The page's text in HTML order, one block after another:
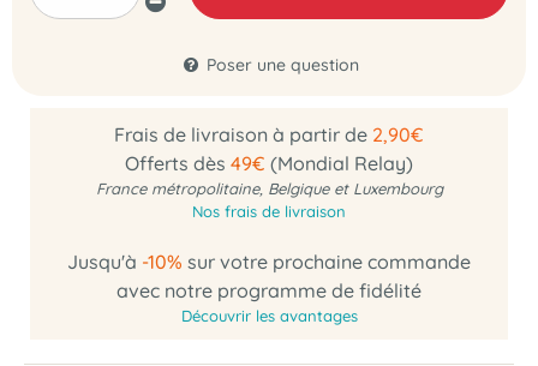
Poser une question
Frais de livraison à partir de 2,90€
Offerts dès 49€ (Mondial Relay)
France métropolitaine, Belgique et Luxembourg
Nos frais de livraison
Jusqu'à -10% sur votre prochaine commande
avec notre programme de fidélité
Découvrir les avantages